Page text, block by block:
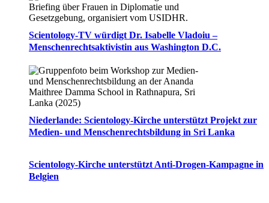
Scientology-TV würdigt Dr. Isabelle Vladoiu –
Menschenrechtsaktivistin aus Washington D.C.
Niederlande: Scientology-Kirche unterstützt Projekt zur
Medien- und Menschenrechtsbildung in Sri Lanka
Scientology-Kirche unterstützt Anti-Drogen-Kampagne in
Belgien